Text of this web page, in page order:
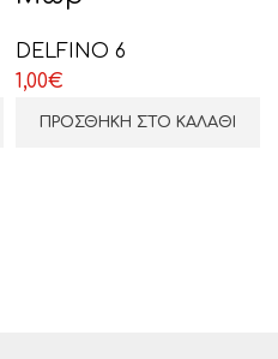
DELFINO 6
1,00€
ΠΡΟΣΘΉΚΗ ΣΤΟ ΚΑΛΆΘΙ